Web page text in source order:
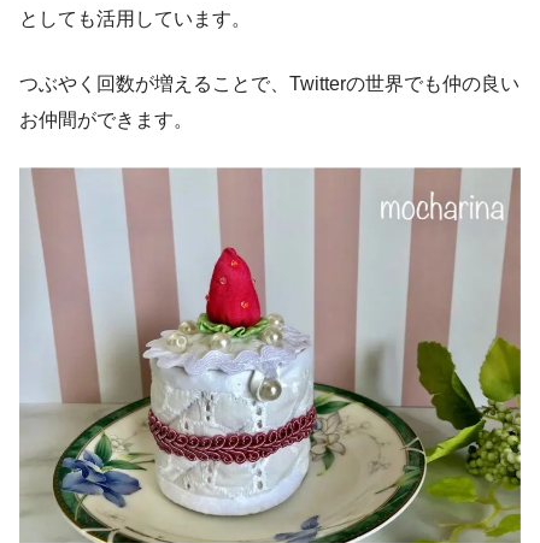
としても活用しています。
つぶやく回数が増えることで、Twitterの世界でも仲の良い
お仲間ができます。